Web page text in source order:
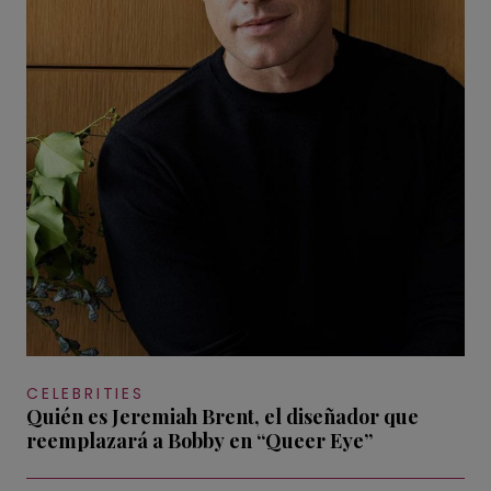
CELEBRITIES
Quién es Jeremiah Brent, el diseñador que
reemplazará a Bobby en “Queer Eye”